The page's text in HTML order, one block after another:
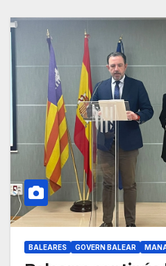
BALEARES GOVERN BALEAR